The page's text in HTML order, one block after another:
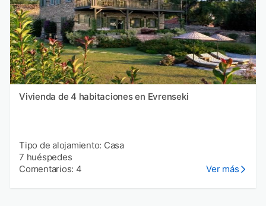
Vivienda de 4 habitaciones en Evrenseki
Tipo de alojamiento: Casa
7 huéspedes
Comentarios: 4
Ver más